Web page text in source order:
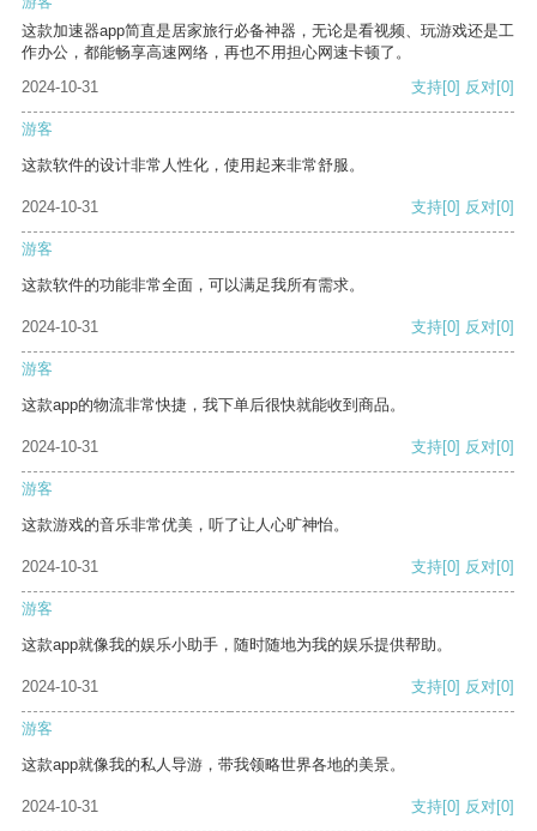
这款加速器app简直是居家旅行必备神器，无论是看视频、玩游戏还是工
作办公，都能畅享高速网络，再也不用担心网速卡顿了。
2024-10-31
支持[0] 反对[0]
游客
这款软件的设计非常人性化，使用起来非常舒服。
2024-10-31 支持[0] 反对[0]
游客
这款软件的功能非常全面，可以满足我所有需求。
2024-10-31 支持[0] 反对[0]
游客
这款app的物流非常快捷，我下单后很快就能收到商品。
2024-10-31 支持[0] 反对[0]
游客
这款游戏的音乐非常优美，听了让人心旷神怡。
2024-10-31 支持[0] 反对[0]
游客
这款app就像我的娱乐小助手，随时随地为我的娱乐提供帮助。
2024-10-31 支持[0] 反对[0]
游客
这款app就像我的私人导游，带我领略世界各地的美景。
2024-10-31 支持[0] 反对[0]